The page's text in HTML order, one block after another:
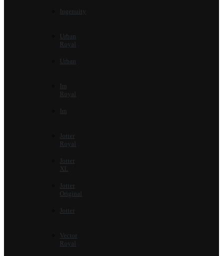
Ingenuity
Urban
Royal
Urban
Im
Royal
Im
Jotter
Royal
Jotter
XL
Jotter
Original
Jotter
Vector
Royal